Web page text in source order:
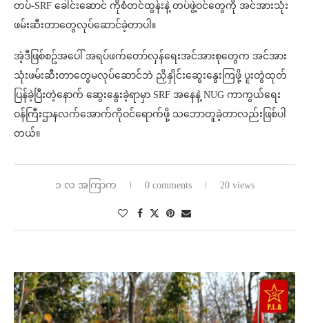
တပ်-SRF ခေါင်းဆောင် ကိုစံတင်ထွန်းနဲ့ တပ်ဖွဲ့ဝင်တွေကို အင်အားသုံး
ဖမ်းဆီးတာတွေလုပ်ဆောင်ခဲ့တာပါ။
အဲ့ဒီဖြစ်စဥ်အပေါ် အရပ်ဖက်တော်လှန်ရေးအင်အားစုတွေက အင်အား
သုံးဖမ်းဆီးတာတွေမလုပ်ဆောင်ဘဲ ညှိနှိုင်းဆွေးနွေးကြဖို့ ပူးတွဲထုတ်
ပြန်ခဲ့ပြီးတဲ့နောက် ဆွေးနွေးခဲ့ရာမှာ SRF အနေနဲ့ NUG ကာကွယ်ရေး
ဝန်ကြီးဌာနလက်အောက်ကိုဝင်ရောက်ဖို့ သဘောတူခဲ့တာလည်းဖြစ်ပါ
တယ်။
၁ လ အကြာက 0 comments 20 views